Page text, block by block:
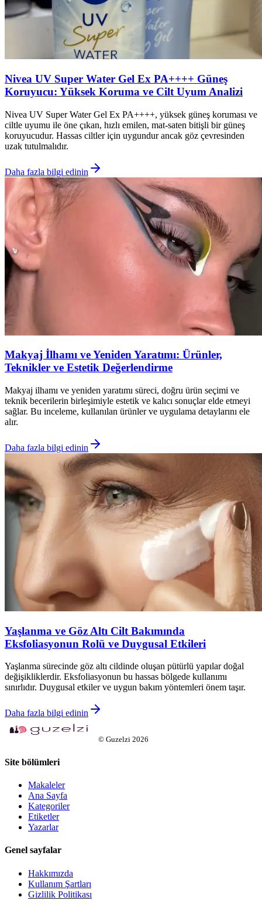
Nivea UV Super Water Gel Ex PA++++ Güneş
Koruyucu: Yüksek Koruma ve Cilt Uyum Analizi
Nivea UV Super Water Gel Ex PA++++, yüksek güneş koruması ve
ciltle uyumu ile öne çıkan, hızlı emilen, mat-saten bitişli bir güneş
koruyucudur. Hassas ciltler için uygundur ancak göz çevresinden
uzak tutulmalıdır.
Daha fazla bilgi edinin
Makyaj İlhamı ve Yeniden Yaratımı: Ürünler,
Teknikler ve Estetik Değerlendirme
Makyaj ilhamı ve yeniden yaratımı süreci, doğru ürün seçimi ve
teknik becerilerin birleşimiyle estetik ve kalıcı sonuçlar elde etmeyi
sağlar. Bu inceleme, kullanılan ürünler ve uygulama detaylarını ele
alır.
Daha fazla bilgi edinin
Yaşlanma ve Göz Altı Cilt Bakımında
Eksfoliasyonun Rolü ve Duygusal Etkileri
Yaşlanma sürecinde göz altı cildinde oluşan pütürlü yapılar doğal
değişikliklerdir. Eksfoliasyonun bu hassas bölgede kullanımı
sınırlıdır. Duygusal etkiler ve uygun bakım yöntemleri önem taşır.
Daha fazla bilgi edinin
© Guzelzi 2026
Site bölümleri
Makaleler
Ana Sayfa
Kategoriler
Etiketler
Yazarlar
Genel sayfalar
Hakkımızda
Kullanım Şartları
Gizlilik Politikası